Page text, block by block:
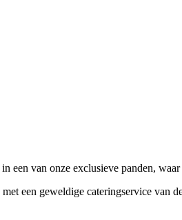
van onze exclusieve panden,
een geweldige cateringservice van